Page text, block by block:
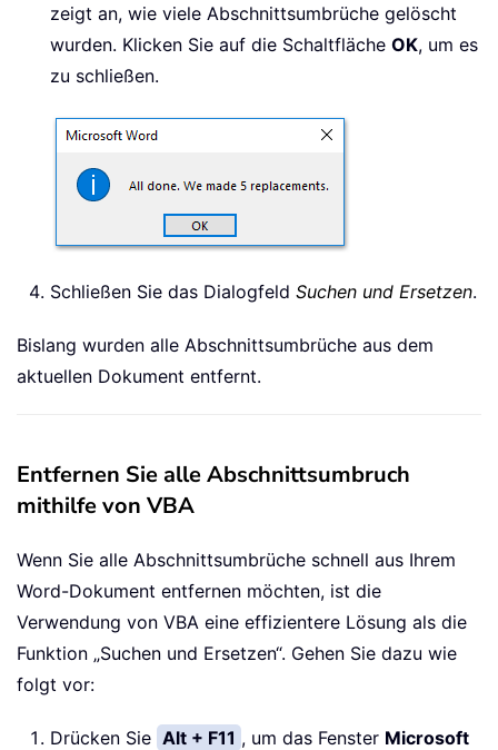
zeigt an, wie viele Abschnittsumbrüche gelöscht
wurden. Klicken Sie auf die Schaltfläche OK, um es
zu schließen.
Schließen Sie das Dialogfeld Suchen und Ersetzen.
Bislang wurden alle Abschnittsumbrüche aus dem
aktuellen Dokument entfernt.
Entfernen Sie alle Abschnittsumbruch
mithilfe von VBA
Wenn Sie alle Abschnittsumbrüche schnell aus Ihrem
Word-Dokument entfernen möchten, ist die
Verwendung von VBA eine effizientere Lösung als die
Funktion „Suchen und Ersetzen“. Gehen Sie dazu wie
folgt vor:
Drücken Sie Alt + F11 , um das Fenster Microsoft